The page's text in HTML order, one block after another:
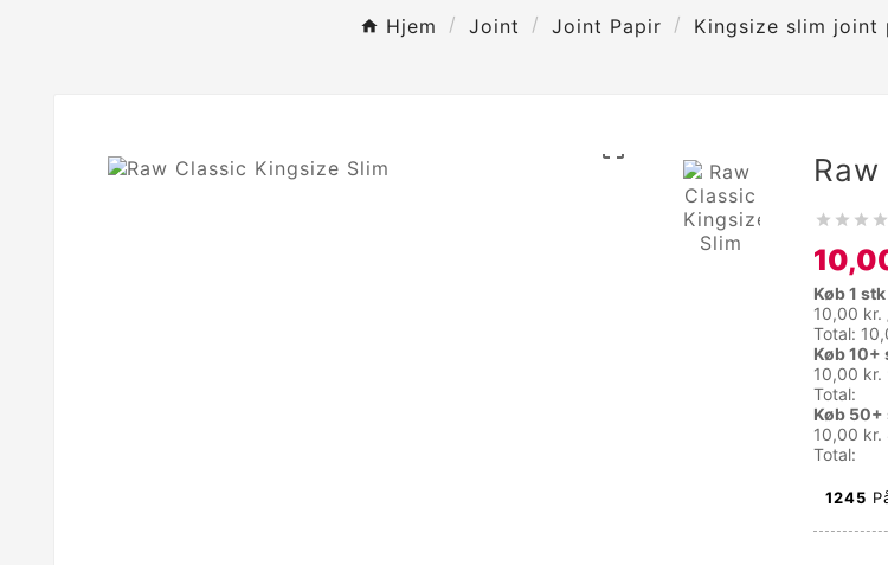
Hjem Joint Joint Papir Kingsize slim joint

   
Køb 1 stk
10,00 kr.
Total:
Køb 10+
10,00 kr.
Total:
Køb 50+
10,00 kr.
Total:
1245